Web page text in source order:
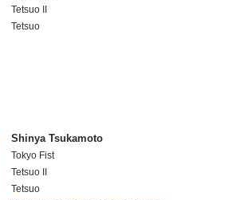
Tetsuo II
Tetsuo
Shinya Tsukamoto
Tokyo Fist
Tetsuo II
Tetsuo